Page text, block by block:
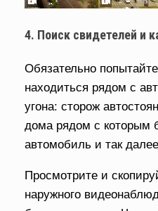
4. Поиск свидетелей и
Обязательно
находиться рядом с
угона: сторож
дома рядом с которым
автомобиль и так
Просмотрите и
наружного